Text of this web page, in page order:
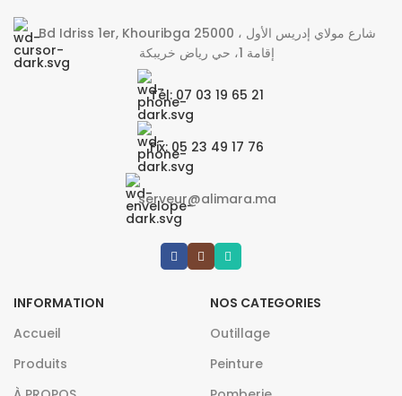
Bd Idriss 1er, Khouribga 25000 شارع مولاي إدريس الأول ،
إقامة 1، حي رياض خريبكة
Tél: 07 03 19 65 21
Fix: 05 23 49 17 76
serveur@alimara.ma
INFORMATION
Accueil
Produits
NOS CATEGORIES
Outillage
Peinture